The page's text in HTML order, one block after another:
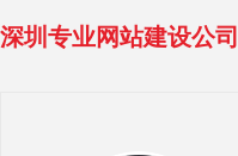
深圳专业网站建设公